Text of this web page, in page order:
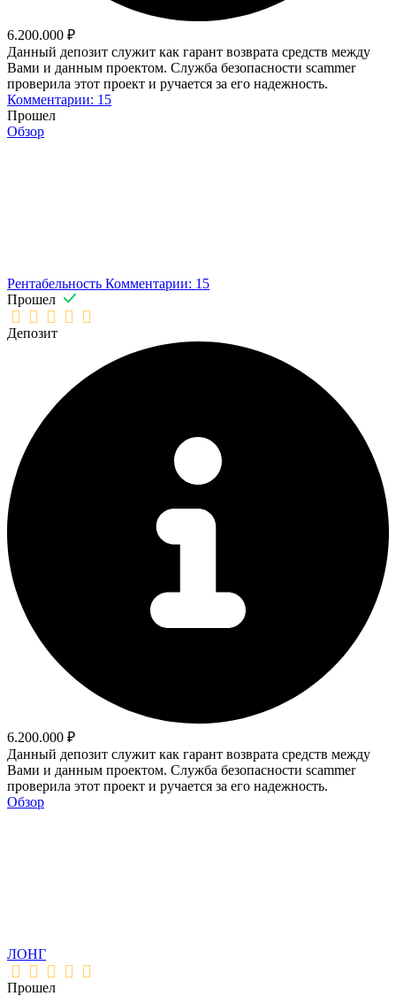
6.200.000 ₽
Данный депозит служит как гарант возврата средств между
Вами и данным проектом. Служба безопасности scammer
проверила этот проект и ручается за его надежность.
Комментарии: 15
Прошел
Обзор
Рентабельность Комментарии: 15
Прошел
Депозит
6.200.000 ₽
Данный депозит служит как гарант возврата средств между
Вами и данным проектом. Служба безопасности scammer
проверила этот проект и ручается за его надежность.
Обзор
ЛОНГ
Прошел